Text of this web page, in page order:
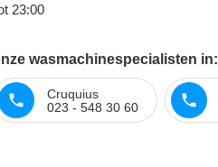
23:00
wasmachinespecialisten in:
Cruquius
023 - 548 30 60